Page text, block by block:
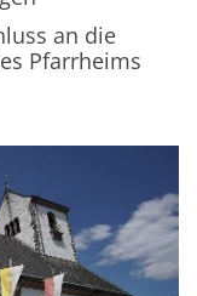
an die
Pfarrheims